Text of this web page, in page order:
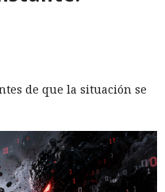
de que la situación se